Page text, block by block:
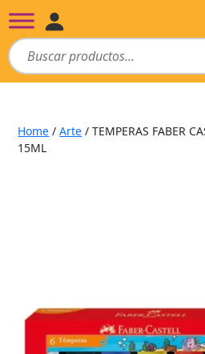
Home /Arte / TEMPERAS FABER
15ML